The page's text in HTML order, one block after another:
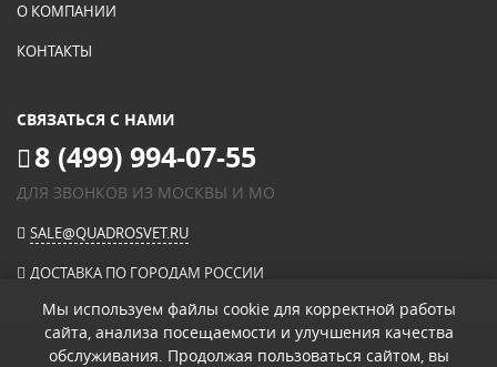
О КОМПАНИИ
КОНТАКТЫ
СВЯЗАТЬСЯ С НАМИ
8 (499) 994-07-55
ДЛЯ ЗВОНКОВ ИЗ МОСКВЫ И МО
SALE@QUADROSVET.RU
ДОСТАВКА ПО ГОРОДАМ РОССИИ
ОПЛАЧИВАЙТЕ ПРИ ПОЛУЧЕНИИ
Мы используем файлы cookie для корректной работы
сайта, анализа посещаемости и улучшения качества
обслуживания. Продолжая пользоваться сайтом, вы